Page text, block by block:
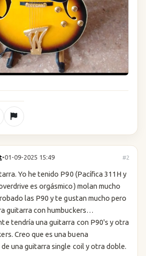
•01-09-2025 15:49 #2
Yo he tenido P90 (Pacífica 311H y
es orgásmico) molan mucho
las P90 y te gustan mucho pero
guitarra con humbuckers…
tendría una guitarra con P90's y otra
Creo que es una buena
una guitarra single coil y otra doble.